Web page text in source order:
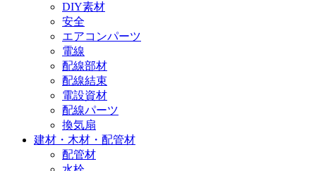
DIY素材
安全
エアコンパーツ
電線
配線部材
配線結束
電設資材
配線パーツ
換気扇
建材・木材・配管材
配管材